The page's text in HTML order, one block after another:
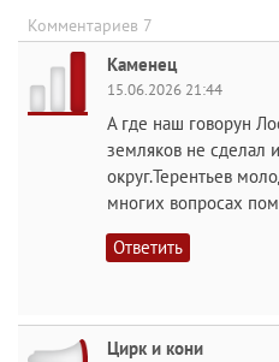
Комментариев 7
Каменец
15.06.2026 21:44
А где наш говорун
земляков не сделал
округ.Терентьев
многих вопросах
Ответить
Цирк и кони